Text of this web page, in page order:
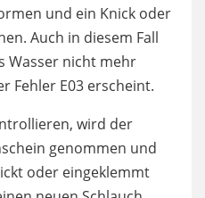
und ein Knick oder
Auch in diesem Fall
Wasser nicht mehr
Fehler E03 erscheint.
wird der
genommen und
oder eingeklemmt